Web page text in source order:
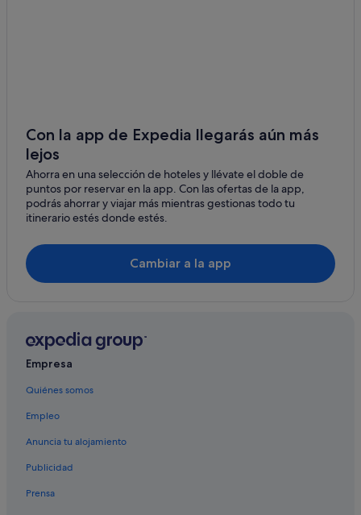
Vao hoteles
Lamen Bay hoteles
Samoa Point hoteles
Norsup hoteles
Shefa hoteles
Napow hoteles
Tafea hoteles
Port Vila hoteles
Maewo hoteles
Nguna Island hoteles
Hideaway Island hoteles
Longana hoteles
Isla Moso hoteles
Con la app de Expedia llegarás aún más
lejos
Ahorra en una selección de hoteles y llévate el doble de
puntos por reservar en la app. Con las ofertas de la app,
podrás ahorrar y viajar más mientras gestionas todo tu
itinerario estés donde estés.
Cambiar a la app
Empresa
Quiénes somos
Empleo
Anuncia tu alojamiento
Publicidad
Prensa